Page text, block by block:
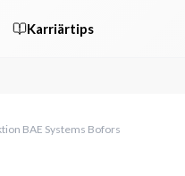
Karriärtips
BAE Systems Bofors